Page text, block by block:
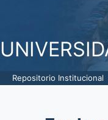
Repositorio Institucional